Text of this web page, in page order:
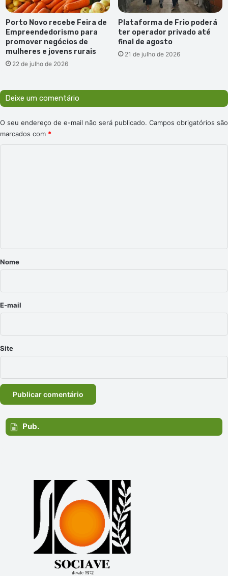
Porto Novo recebe Feira de
Empreendedorismo para
promover negócios de
mulheres e jovens rurais
22 de julho de 2026
Plataforma de Frio poderá
ter operador privado até
final de agosto
21 de julho de 2026
Deixe um comentário
O seu endereço de e-mail não será publicado. Campos obrigatórios são
marcados com *
r
o
*
Nome
E-mail
Site
Pub.